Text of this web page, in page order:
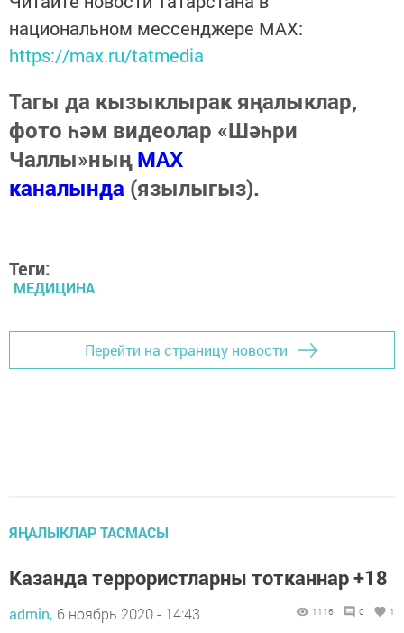
национальном мессенджере MАХ:
https://max.ru/tatmedia
Тагы да кызыклырак яңалыклар,
фото һәм видеолар «Шәһри
Чаллы»ныңMAX
каналында (язылыгыз).
Теги:
МЕДИЦИНА
Перейти на страницу новости
ЯҢАЛЫКЛАР ТАСМАСЫ
Казанда террористларны тотканнар +18
admin, 6 ноябрь 2020 - 14:43 1116 0 1